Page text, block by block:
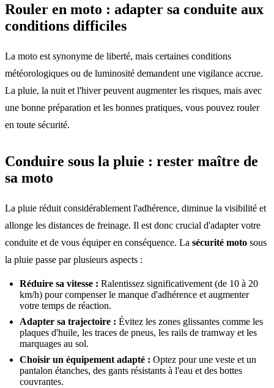
Rouler en moto : adapter sa conduite aux
conditions difficiles
La moto est synonyme de liberté, mais certaines conditions
météorologiques ou de luminosité demandent une vigilance accrue.
La pluie, la nuit et l'hiver peuvent augmenter les risques, mais avec
une bonne préparation et les bonnes pratiques, vous pouvez rouler
en toute sécurité.
Conduire sous la pluie : rester maître de
sa moto
La pluie réduit considérablement l'adhérence, diminue la visibilité et
allonge les distances de freinage. Il est donc crucial d'adapter votre
conduite et de vous équiper en conséquence. La sécurité moto sous
la pluie passe par plusieurs aspects :
Réduire sa vitesse : Ralentissez significativement (de 10 à 20
km/h) pour compenser le manque d'adhérence et augmenter
votre temps de réaction.
Adapter sa trajectoire : Évitez les zones glissantes comme les
plaques d'huile, les traces de pneus, les rails de tramway et les
marquages au sol.
Choisir un équipement adapté : Optez pour une veste et un
pantalon étanches, des gants résistants à l'eau et des bottes
couvrantes.